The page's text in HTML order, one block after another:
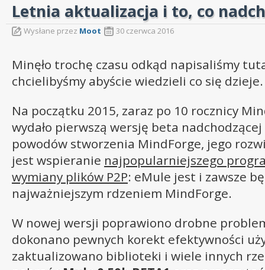
Letnia aktualizacja i to, co
Wysłane przez Moot 30 czerwca 2016
Minęło trochę czasu odkąd napisaliśmy
chcielibyśmy abyście wiedzieli co się dzieje.
Na początku 2015, zaraz po 10 rocznicy
wydało pierwszą wersję beta nadchodzącej
powodów stworzenia MindForge, jego
jest wspieranie najpopularniejszego
wymiany plików P2P: eMule jest i zawsze
najważniejszym rdzeniem MindForge.
W nowej wersji poprawiono drobne
dokonano pewnych korekt efektywności
zaktualizowano biblioteki i wiele innych